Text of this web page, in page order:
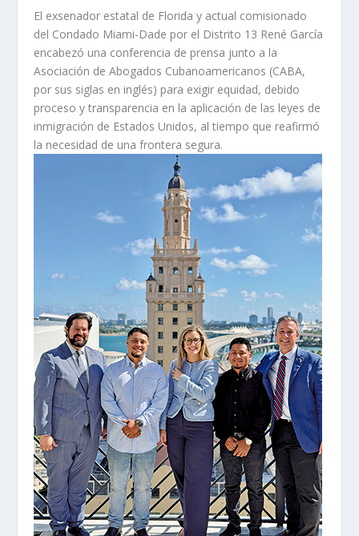
El exsenador estatal de Florida y actual comisionado
del Condado Miami-Dade por el Distrito 13 René García
encabezó una conferencia de prensa junto a la
Asociación de Abogados Cubanoamericanos (CABA,
por sus siglas en inglés) para exigir equidad, debido
proceso y transparencia en la aplicación de las leyes de
inmigración de Estados Unidos, al tiempo que reafirmó
la necesidad de una frontera segura.